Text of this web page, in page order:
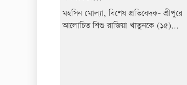
মহসিন মোল্যা, বিশেষ প্রতিবেদক- শ্রীপুরে
আলোচিত শিশু রাজিয়া খাতুনকে (১৫)...